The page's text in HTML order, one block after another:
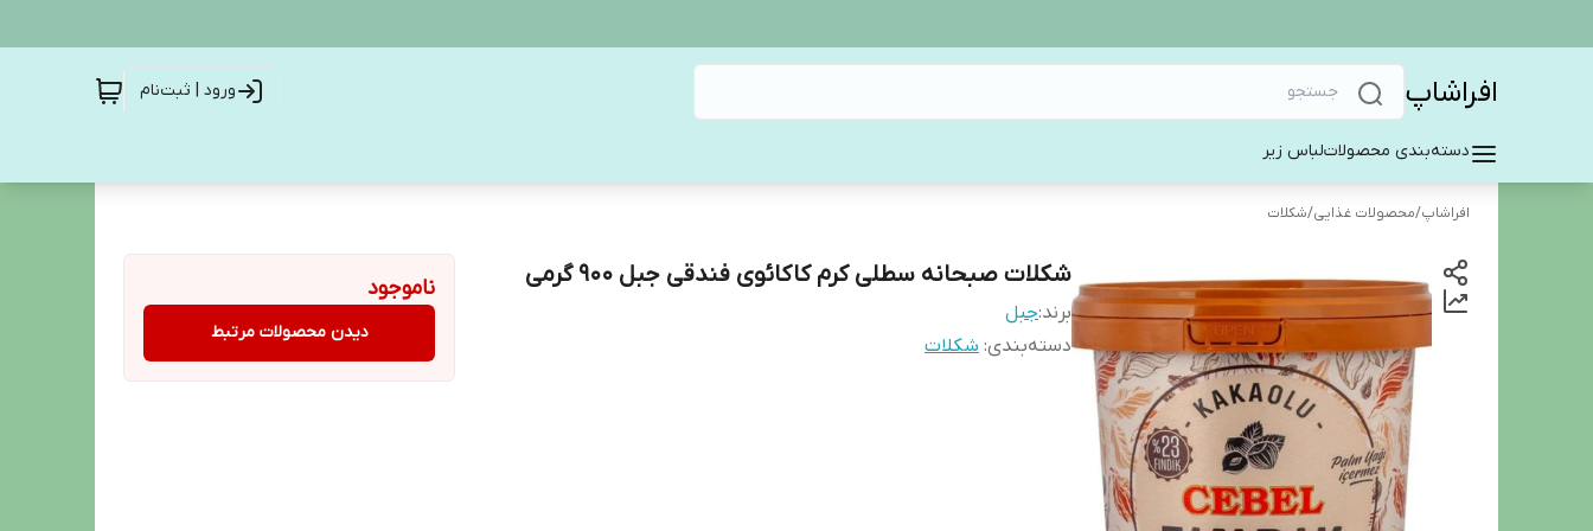
افراشاپ ورود | ثبت‌نام
دسته‌بندی محصولاتلباس زیر
افراشاپ/محصولات غذایی/شکلات
شکلات صبحانه سطلی کرم کاکائوی فندقی جبل 900 گرمی
برند:جبل
دسته‌بندی: شکلات
ناموجود
دیدن محصولات مرتبط